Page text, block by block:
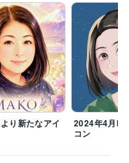
ないまま48時間で、正式な
｡*♡
く自分らしく日々一生懸
り新たなアイ
2024年4月
コン